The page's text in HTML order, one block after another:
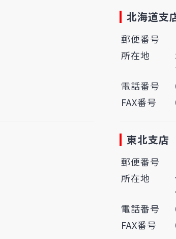
北海道支
郵便番号
所在地
電話番号
FAX番号
東北支店
郵便番号
所在地
電話番号
FAX番号